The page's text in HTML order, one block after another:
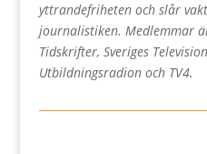
yttrandefriheten och slår
journalistiken. Medlemmar
Tidskrifter, Sveriges
Utbildningsradion och TV4.